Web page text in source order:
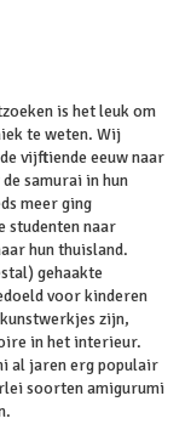
is het leuk om
te weten. Wij
vijftiende eeuw naar
samurai in hun
meer ging
studenten naar
hun thuisland.
gehaakte
voor kinderen
zijn,
in het interieur.
al jaren erg populair
soorten amigurumi